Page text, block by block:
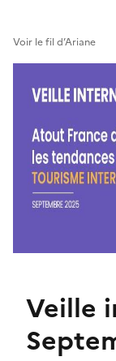
Voir le fil d’Ariane
Veille